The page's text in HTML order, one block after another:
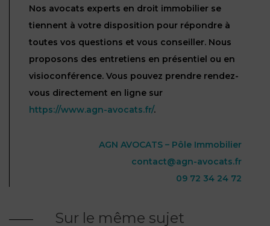
Nos avocats experts en droit immobilier se
tiennent à votre disposition pour répondre à
toutes vos questions et vous conseiller. Nous
proposons des entretiens en présentiel ou en
visioconférence. Vous pouvez prendre rendez-
vous directement en ligne sur
https://www.agn-avocats.fr/.
AGN AVOCATS – Pôle Immobilier
contact@agn-avocats.fr
09 72 34 24 72
Sur le même sujet